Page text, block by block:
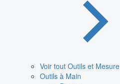
Voir tout Outils et Mesure
Outils à Main